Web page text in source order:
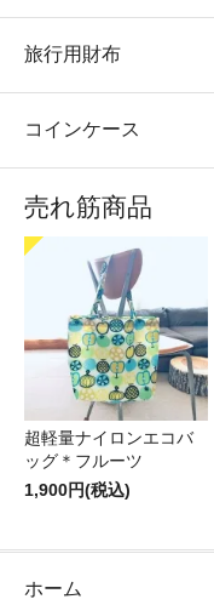
旅行用財布
コインケース
売れ筋商品
超軽量ナイロンエコバ
ッグ＊フルーツ
1,900円(税込)
ホーム